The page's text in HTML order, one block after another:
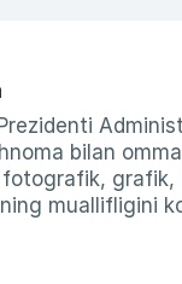
bilan
fotografik,
muallifligini